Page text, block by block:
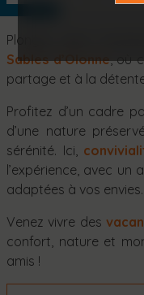
Plongez dans
Sables d’Olonne, où
partage et à la
Profitez d’un cadre
d’une nature
sérénité. Ici,
l’expérience, avec un
adaptées à vos envies.
Venez vivre des
confort, nature et
amis !